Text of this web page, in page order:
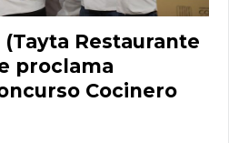
Restaurante
proclama
Cocinero